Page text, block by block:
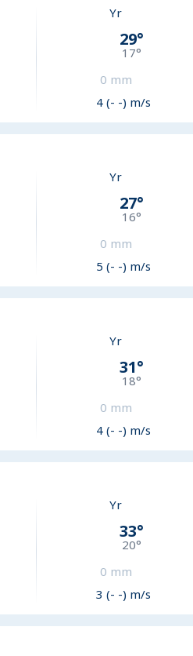
Yr
29°
17°
0 mm
4 (- -) m/s
Yr
27°
16°
0 mm
5 (- -) m/s
Yr
31°
18°
0 mm
4 (- -) m/s
Yr
33°
20°
0 mm
3 (- -) m/s